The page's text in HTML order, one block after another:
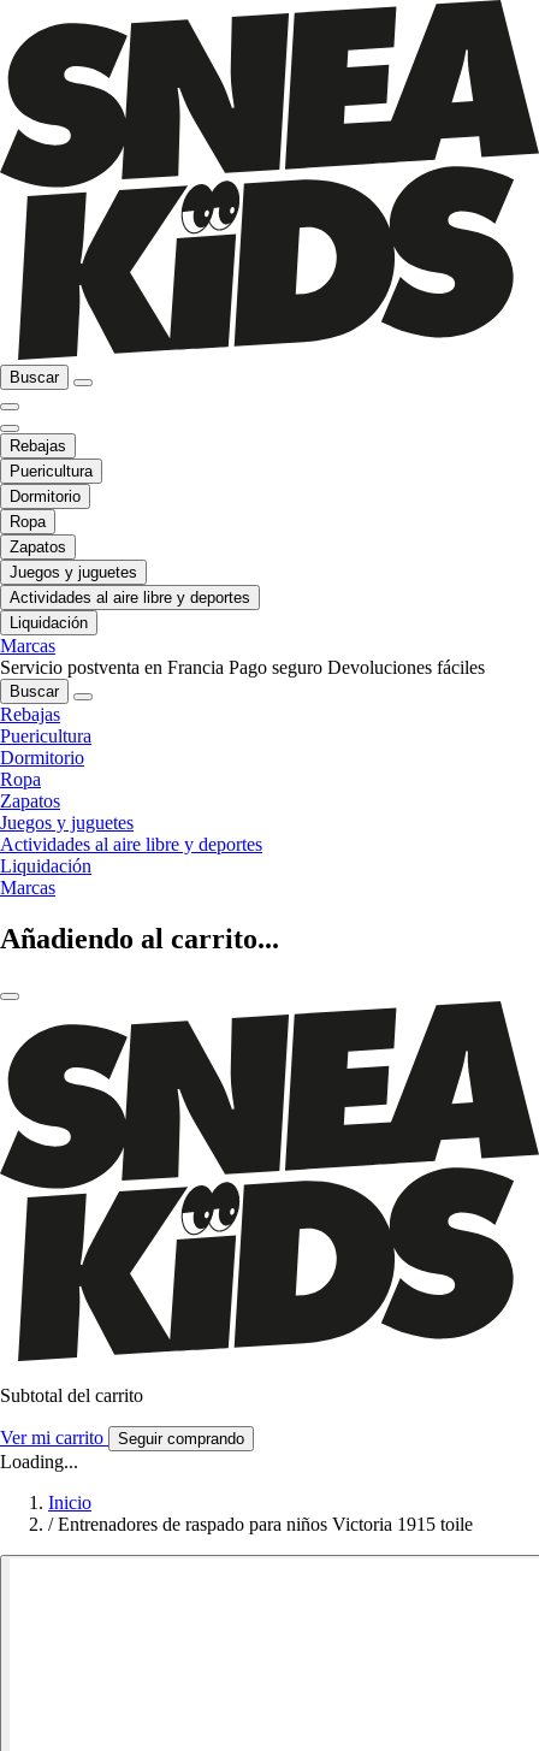
Buscar
Rebajas
Puericultura
Dormitorio
Ropa
Zapatos
Juegos y juguetes
Actividades al aire libre y deportes
Liquidación
Marcas
Servicio postventa en Francia Pago seguro Devoluciones fáciles
Buscar
Rebajas
Puericultura
Dormitorio
Ropa
Zapatos
Juegos y juguetes
Actividades al aire libre y deportes
Liquidación
Marcas
Añadiendo al carrito...
Subtotal del carrito
Ver mi carrito Seguir comprando
Loading...
Inicio
/ Entrenadores de raspado para niños Victoria 1915 toile